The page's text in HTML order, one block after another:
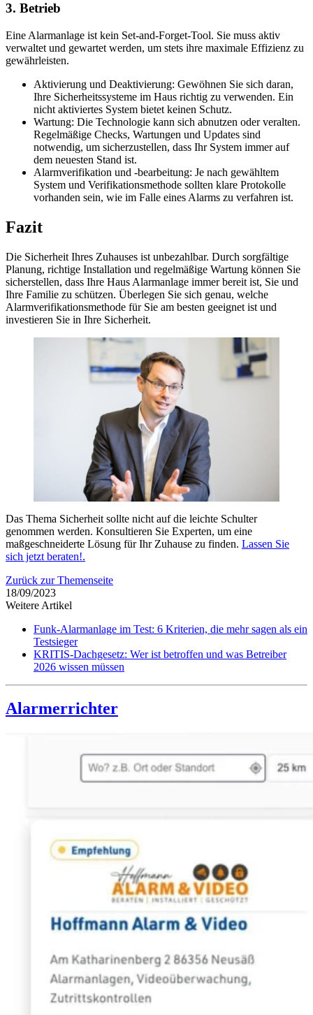
3. Betrieb
Eine Alarmanlage ist kein Set-and-Forget-Tool. Sie muss aktiv
verwaltet und gewartet werden, um stets ihre maximale Effizienz zu
gewährleisten.
Aktivierung und Deaktivierung: Gewöhnen Sie sich daran,
Ihre Sicherheitssysteme im Haus richtig zu verwenden. Ein
nicht aktiviertes System bietet keinen Schutz.
Wartung: Die Technologie kann sich abnutzen oder veralten.
Regelmäßige Checks, Wartungen und Updates sind
notwendig, um sicherzustellen, dass Ihr System immer auf
dem neuesten Stand ist.
Alarmverifikation und -bearbeitung: Je nach gewähltem
System und Verifikationsmethode sollten klare Protokolle
vorhanden sein, wie im Falle eines Alarms zu verfahren ist.
Fazit
Die Sicherheit Ihres Zuhauses ist unbezahlbar. Durch sorgfältige
Planung, richtige Installation und regelmäßige Wartung können Sie
sicherstellen, dass Ihre Haus Alarmanlage immer bereit ist, Sie und
Ihre Familie zu schützen. Überlegen Sie sich genau, welche
Alarmverifikationsmethode für Sie am besten geeignet ist und
investieren Sie in Ihre Sicherheit.
Das Thema Sicherheit sollte nicht auf die leichte Schulter
genommen werden. Konsultieren Sie Experten, um eine
maßgeschneiderte Lösung für Ihr Zuhause zu finden. Lassen Sie
sich jetzt beraten!.
Zurück zur Themenseite
18/09/2023
Weitere Artikel
Funk-Alarmanlage im Test: 6 Kriterien, die mehr sagen als ein
Testsieger
KRITIS-Dachgesetz: Wer ist betroffen und was Betreiber
2026 wissen müssen
Alarmerrichter